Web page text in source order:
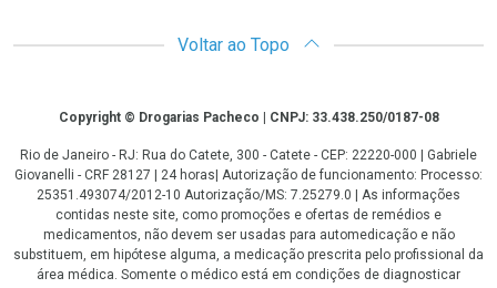
Voltar ao Topo
CopyrightCopyright © Drogarias Pacheco | CNPJ: 33.438.250/0187-08
Rio de Janeiro - RJ: Rua do Catete, 300 - Catete - CEP: 22220-000 | Gabriele
Giovanelli - CRF 28127 | 24 horas| Autorização de funcionamento: Processo:
25351.493074/2012-10 Autorização/MS: 7.25279.0 | As informações
contidas neste site, como promoções e ofertas de remédios e
medicamentos, não devem ser usadas para automedicação e não
substituem, em hipótese alguma, a medicação prescrita pelo profissional da
área médica. Somente o médico está em condições de diagnosticar